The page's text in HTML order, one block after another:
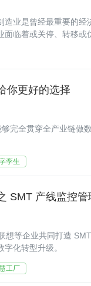
业是曾经最重要的
临着或关停、转移
你更好的选择
完全贯穿全产业链做
孪生
SMT 产线监控
想等企业共同打造
化转型升级。
工厂